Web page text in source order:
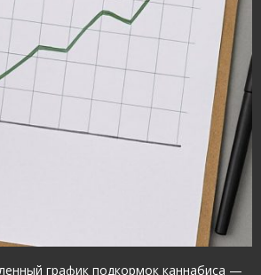
график подкормок каннабиса —